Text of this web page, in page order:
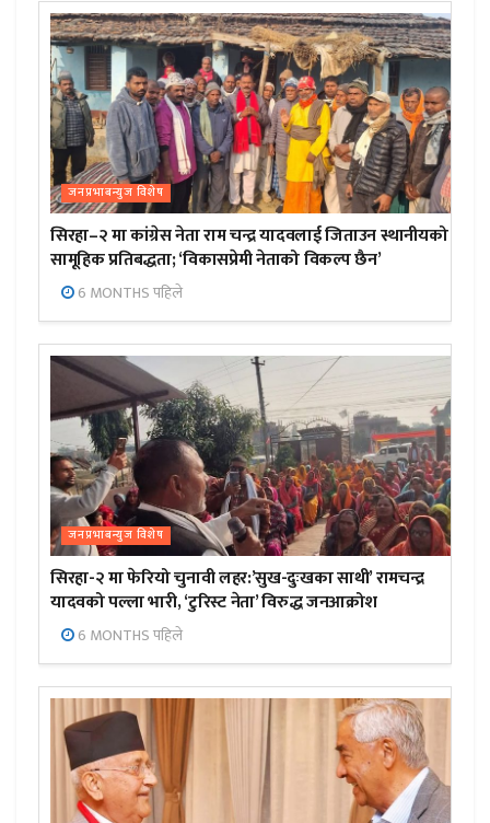
जनप्रभाबन्युज विशेष
सिरहा–२ मा कांग्रेस नेता राम चन्द्र यादवलाई जिताउन स्थानीयको
सामूहिक प्रतिबद्धता; ‘विकासप्रेमी नेताको विकल्प छैन’
6 MONTHS पहिले
जनप्रभाबन्युज विशेष
सिरहा-२ मा फेरियो चुनावी लहर:’सुख-दुःखका साथी’ रामचन्द्र
यादवको पल्ला भारी, ‘टुरिस्ट नेता’ विरुद्ध जनआक्रोश
6 MONTHS पहिले